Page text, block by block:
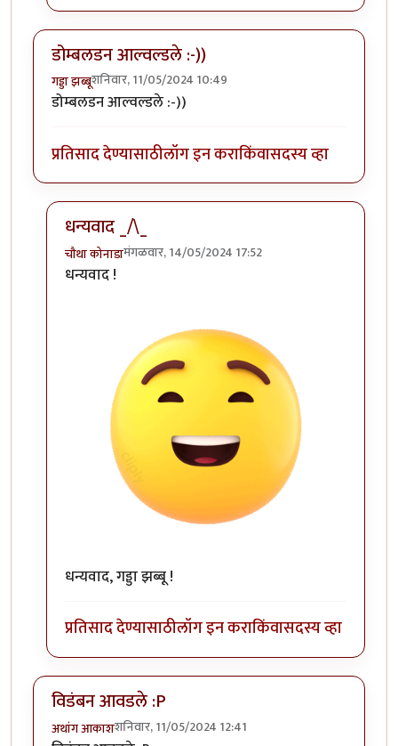
डोम्बलडन आल्वल्डले :-))
गड्डा झब्बूशनिवार, 11/05/2024 10:49
डोम्बलडन आल्वल्डले :-))
प्रतिसाद देण्यासाठीलॉग इन कराकिंवासदस्य व्हा
धन्यवाद _/\_
चौथा कोनाडामंगळवार, 14/05/2024 17:52
In reply to
धन्यवाद !
धन्यवाद, गड्डा झब्बू !
प्रतिसाद देण्यासाठीलॉग इन कराकिंवासदस्य व्हा
विडंबन आवडले :P
अथांग आकाशशनिवार, 11/05/2024 12:41